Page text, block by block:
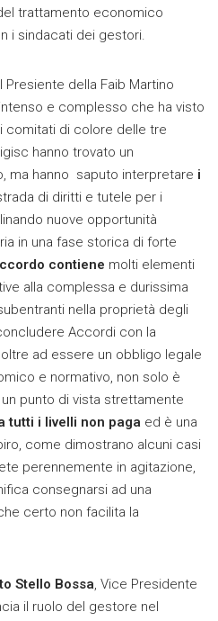
trattamento economico
i sindacati dei gestori.
Presiente della Faib Martino
e complesso che ha visto
comitati di colore delle tre
hanno trovato un
ma hanno saputo interpretare i
di diritti e tutele per i
nuove opportunità
in una fase storica di forte
contiene molti elementi
alla complessa e durissima
nella proprietà degli
Accordi con la
ad essere un obbligo legale
e normativo, non solo è
punto di vista strettamente
tutti i livelli non paga ed è una
come dimostrano alcuni casi
perennemente in agitazione,
consegnarsi ad una
certo non facilita la
Stello Bossa, Vice Presidente
il ruolo del gestore nel